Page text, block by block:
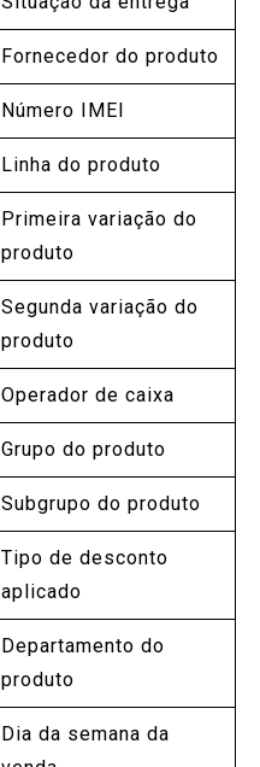
Fornecedor do produto
Número IMEI
Linha do produto
Primeira variação do
produto
Segunda variação do
produto
Operador de caixa
Grupo do produto
Subgrupo do produto
Tipo de desconto
aplicado
Departamento do
produto
Dia da semana da